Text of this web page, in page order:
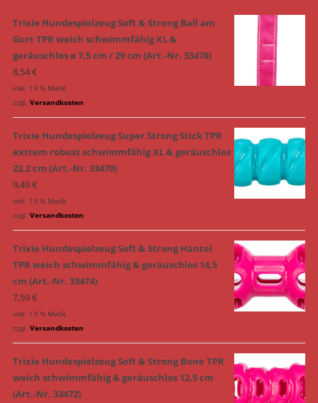
Trixie Hundespielzeug Soft & Strong Ball am
Gurt TPR weich schwimmfähig XL &
geräuschlos ø 7,5 cm / 29 cm (Art.-Nr. 33478)
8,54€
inkl. 19 % MwSt.
zzgl. Versandkosten
Trixie Hundespielzeug Super Strong Stick TPR
extrem robust schwimmfähig XL & geräuschlos
22,2 cm (Art.-Nr. 33470)
9,49€
inkl. 19 % MwSt.
zzgl. Versandkosten
Trixie Hundespielzeug Soft & Strong Hantel
TPR weich schwimmfähig & geräuschlos 14,5
cm (Art.-Nr. 33474)
7,59€
inkl. 19 % MwSt.
zzgl. Versandkosten
Trixie Hundespielzeug Soft & Strong Bone TPR
weich schwimmfähig & geräuschlos 12,5 cm
(Art.-Nr. 33472)